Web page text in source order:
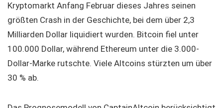
Kryptomarkt Anfang Februar dieses Jahres seinen
größten Crash in der Geschichte, bei dem über 2,3
Milliarden Dollar liquidiert wurden. Bitcoin fiel unter
100.000 Dollar, während Ethereum unter die 3.000-
Dollar-Marke rutschte. Viele Altcoins stürzten um über
30 % ab.